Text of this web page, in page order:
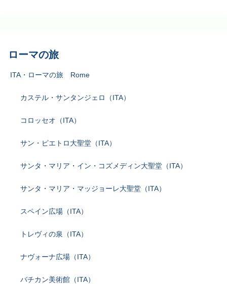
ローマの旅
ITA・ローマの旅 Rome
カステル・サンタンジェロ（ITA）
コロッセオ（ITA）
サン・ピエトロ大聖堂（ITA）
サンタ・マリア・イン・コズメディン大聖堂（ITA）
サンタ・マリア・マッジョーレ大聖堂（ITA）
スペイン広場（ITA）
トレヴィの泉（ITA）
ナヴォーナ広場（ITA）
バチカン美術館（ITA）